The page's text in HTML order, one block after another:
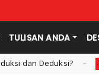
TULISAN ANDA
Pendidikan dan